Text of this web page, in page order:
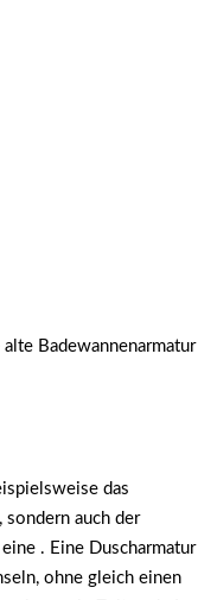
Badewannenarmatur
das
auch der
. Eine Duscharmatur
ohne gleich einen